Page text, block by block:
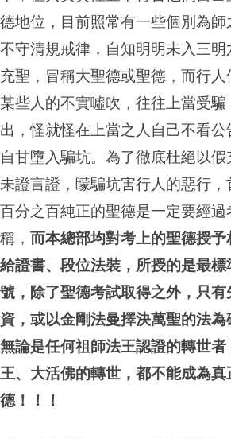
德地位，目前照常有一些個別為師
不守清規戒律，自知明明未入三
充聖，冒稱大聖德或聖德，而行
某些人的不實噓吹，往往上當受
出，怪就怪在上當之人自己不看公
自甘墮入騙坑。為了徹底杜絕以假
未證言證，矇騙坑害行人的惡行，
百分之百純正的聖德是一定要經過
稱， 而本總部均對考上的聖德授
給證書、段位法裝，所授的是最
號，除了聖德考試取得之外，只
資，或以金剛法曼擇決萬聖的法為
無論是任何祖師法王認證的轉世
王、大活佛的轉世，都不能成為真
德！！！